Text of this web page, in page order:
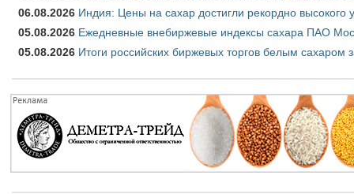
06.08.2026 Индия: Цены на сахар достигли рекордно высокого
05.08.2026 Ежедневные внебиржевые индексы сахара ПАО
05.08.2026 Итоги российских биржевых торгов белым сахаром